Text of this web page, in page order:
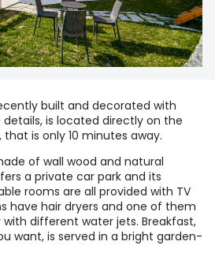
built and decorated with
is located directly on the
is only 10 minutes away.
of wall wood and natural
a private car park and its
rooms are all provided with TV
have hair dryers and one of them
with different water jets. Breakfast,
want, is served in a bright garden-